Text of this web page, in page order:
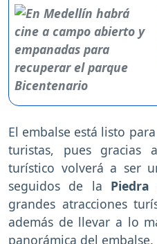
El embalse está listo
turistas, pues
turístico volverá a ser
seguidos de la Piedra
grandes atracciones
además de llevar a lo
panorámica del embalse.